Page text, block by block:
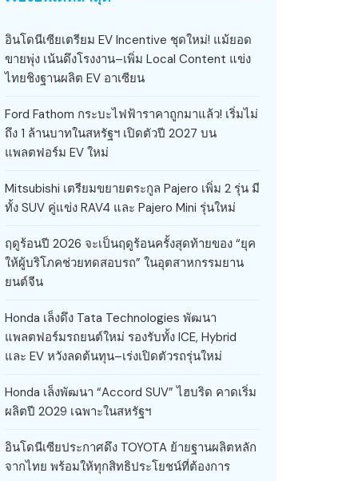
อินโดนีเซียเตรียม EV Incentive ชุดใหม่! แม้ยอด
ขายพุ่ง เน้นดึงโรงงาน–เพิ่ม Local Content แข่ง
ไทยชิงฐานผลิต EV อาเซียน
Ford Fathom กระบะไฟฟ้าราคาถูกมาแล้ว! เริ่มไม่
ถึง 1 ล้านบาทในสหรัฐฯ เปิดตัวปี 2027 บน
แพลตฟอร์ม EV ใหม่
Mitsubishi เตรียมขยายตระกูล Pajero เพิ่ม 2 รุ่น มี
ทั้ง SUV คู่แข่ง RAV4 และ Pajero Mini รุ่นใหม่
ฤดูร้อนปี 2026 จะเป็นฤดูร้อนครั้งสุดท้ายของ “ยุค
ให้ผู้บริโภคช่วยทดสอบรถ” ในอุตสาหกรรมยาน
ยนต์จีน
Honda เล็งดึง Tata Technologies พัฒนา
แพลตฟอร์มรถยนต์ใหม่ รองรับทั้ง ICE, Hybrid
และ EV หวังลดต้นทุน–เร่งเปิดตัวรถรุ่นใหม่
Honda เล็งพัฒนา “Accord SUV” ไฮบริด คาดเริ่ม
ผลิตปี 2029 เฉพาะในสหรัฐฯ
อินโดนีเซียประกาศดึง TOYOTA ย้ายฐานผลิตหลัก
จากไทย พร้อมให้ทุกสิทธิประโยชน์ที่ต้องการ